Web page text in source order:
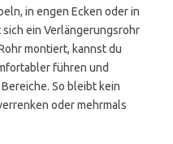
in engen Ecken oder in
sich ein Verlängerungsrohr
montiert, kannst du
führen und
So bleibt kein
oder mehrmals